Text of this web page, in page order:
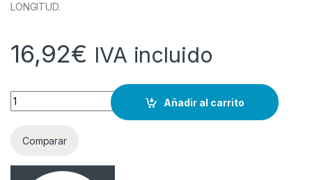
LONGITUD.
16,92€ IVA incluido
Cantidad
Añadir al carrito
Comparar